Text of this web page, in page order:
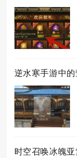
逆水寒手游中
时空召唤冰魄